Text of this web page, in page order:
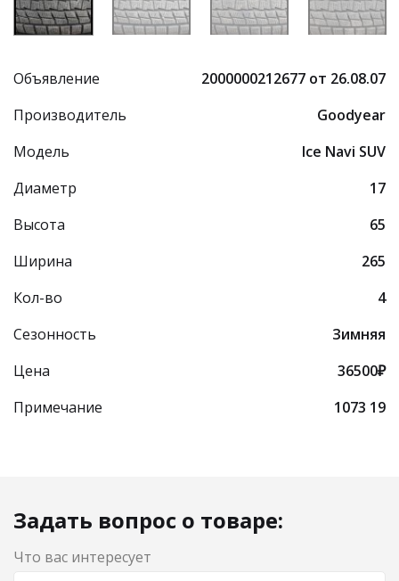
Объявление
2000000212677 от 26.08.07
Производитель
Goodyear
Модель
Ice Navi SUV
Диаметр
17
Высота
65
Ширина
265
Кол-во
4
Сезонность
Зимняя
Цена
36500₽
Примечание
1073 19
Задать вопрос о товаре:
Что вас интересует